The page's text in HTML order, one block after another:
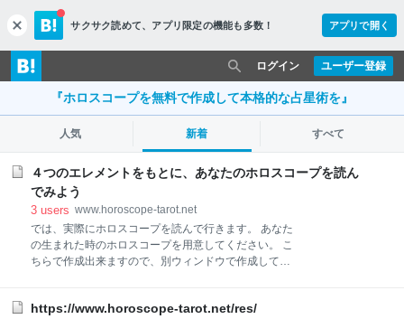
c
l
o
s
サクサク読めて、 アプリ限定の機能も多数！ アプリで開く
ユーザー登録
ログイン
『ホロスコープを無料で作成して本格的な占星術を』
人気 新着 すべて
４つのエレメントをもとに、あなたのホロスコープを読ん
でみよう
3 users www.horoscope-tarot.net
では、実際にホロスコープを読んで行きます。 あなた
の生まれた時のホロスコープを用意してください。 こ
ちらで作成出来ますので、別ウィンドウで作成してお
ができます。 チェック項目は「２要素、３区分、４
https://www.horoscope-tarot.net/res/